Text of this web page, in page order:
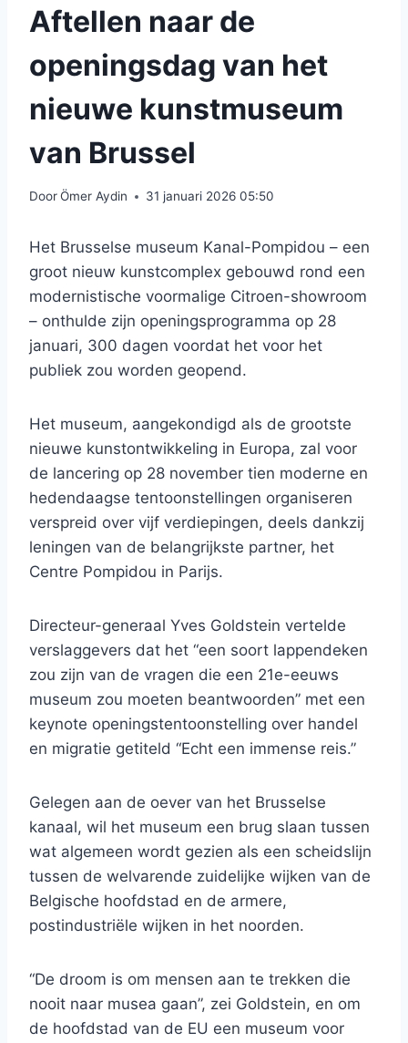
Aftellen naar de
openingsdag van het
nieuwe kunstmuseum
van Brussel
DoorÖmer Aydin 31 januari 2026 05:50
Het Brusselse museum Kanal-Pompidou – een
groot nieuw kunstcomplex gebouwd rond een
modernistische voormalige Citroen-showroom
– onthulde zijn openingsprogramma op 28
januari, 300 dagen voordat het voor het
publiek zou worden geopend.
Het museum, aangekondigd als de grootste
nieuwe kunstontwikkeling in Europa, zal voor
de lancering op 28 november tien moderne en
hedendaagse tentoonstellingen organiseren
verspreid over vijf verdiepingen, deels dankzij
leningen van de belangrijkste partner, het
Centre Pompidou in Parijs.
Directeur-generaal Yves Goldstein vertelde
verslaggevers dat het “een soort lappendeken
zou zijn van de vragen die een 21e-eeuws
museum zou moeten beantwoorden” met een
keynote openingstentoonstelling over handel
en migratie getiteld “Echt een immense reis.”
Gelegen aan de oever van het Brusselse
kanaal, wil het museum een ​​brug slaan tussen
wat algemeen wordt gezien als een scheidslijn
tussen de welvarende zuidelijke wijken van de
Belgische hoofdstad en de armere,
postindustriële wijken in het noorden.
“De droom is om mensen aan te trekken die
nooit naar musea gaan”, zei Goldstein, en om
de hoofdstad van de EU een museum voor